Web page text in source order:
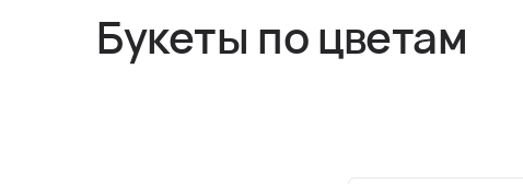
Букеты по цветам